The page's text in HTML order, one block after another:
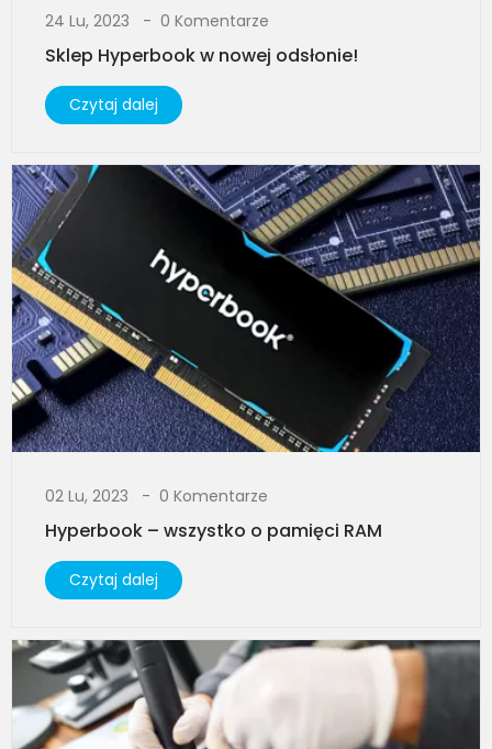
24 Lu, 2023 0 Komentarze
Sklep Hyperbook w nowej odsłonie!
Czytaj dalej
02 Lu, 2023 0 Komentarze
Hyperbook – wszystko o pamięci RAM
Czytaj dalej